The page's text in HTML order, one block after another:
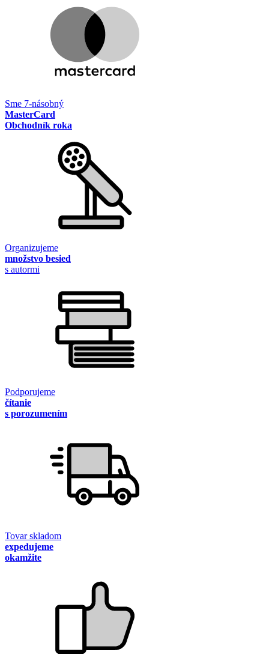
Sme 7-násobný
MasterCard
Obchodník roka
Organizujeme
množstvo besied
s autormi
Podporujeme
čítanie
s porozumením
Tovar skladom
expedujeme
okamžite